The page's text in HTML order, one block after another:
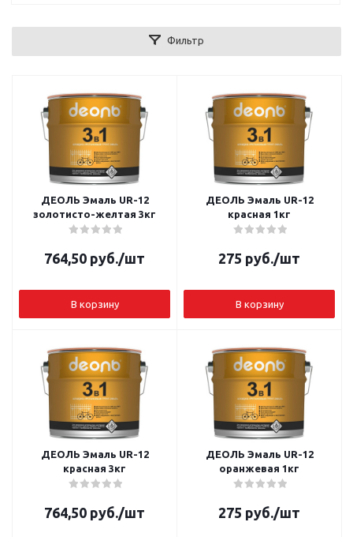
Фильтр
ДЕОЛЬ Эмаль UR-12
золотисто-желтая 3кг
764,50 руб./шт
В корзину
ДЕОЛЬ Эмаль UR-12
красная 1кг
275 руб./шт
В корзину
ДЕОЛЬ Эмаль UR-12
красная 3кг
764,50 руб./шт
ДЕОЛЬ Эмаль UR-12
оранжевая 1кг
275 руб./шт